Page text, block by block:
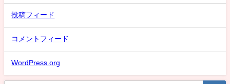
投稿フィード
コメントフィード
WordPress.org